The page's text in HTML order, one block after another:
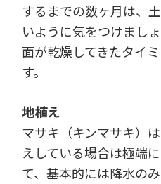
するまでの数ヶ月は、
いように気をつけまし
面が乾燥してきたタイ
す。
地植え
マサキ（キンマサキ）
えしている場合は極端
て、基本的には降水のみ